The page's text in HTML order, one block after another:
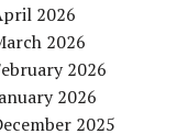
2026
2026
2026
2026
2025